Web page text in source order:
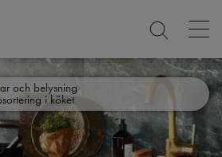
och belysning
i köket